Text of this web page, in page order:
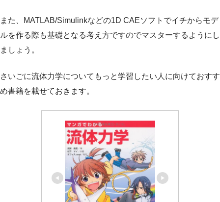
また、MATLAB/Simulinkなどの1D CAEソフトでイチからモデ
ルを作る際も基礎となる考え方ですのでマスターするようにし
ましょう。
さいごに流体力学についてもっと学習したい人に向けておすす
め書籍を載せておきます。